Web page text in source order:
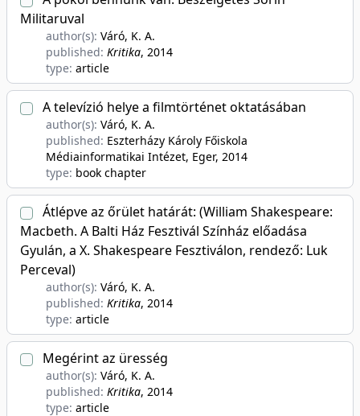
Militaruval
author(s): Váró, K. A.
published: Kritika, 2014
type: article
A televízió helye a filmtörténet oktatásában
author(s): Váró, K. A.
published: Eszterházy Károly Főiskola
Médiainformatikai Intézet, Eger, 2014
type: book chapter
Átlépve az őrület határát: (William Shakespeare:
Macbeth. A Balti Ház Fesztivál Színház előadása
Gyulán, a X. Shakespeare Fesztiválon, rendező: Luk
Perceval)
author(s): Váró, K. A.
published: Kritika, 2014
type: article
Megérint az üresség
author(s): Váró, K. A.
published: Kritika, 2014
type: article